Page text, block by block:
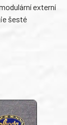
externí
šesté